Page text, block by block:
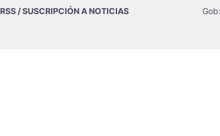
RSS / SUSCRIPCIÓN A NOTICIAS